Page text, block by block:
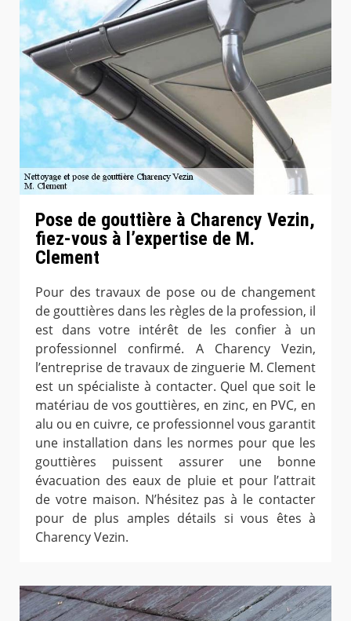
Pose de gouttière à Charency Vezin,
fiez-vous à l’expertise de M.
Clement
Pour des travaux de pose ou de changement
de gouttières dans les règles de la profession, il
est dans votre intérêt de les confier à un
professionnel confirmé. A Charency Vezin,
l’entreprise de travaux de zinguerie M. Clement
est un spécialiste à contacter. Quel que soit le
matériau de vos gouttières, en zinc, en PVC, en
alu ou en cuivre, ce professionnel vous garantit
une installation dans les normes pour que les
gouttières puissent assurer une bonne
évacuation des eaux de pluie et pour l’attrait
de votre maison. N’hésitez pas à le contacter
pour de plus amples détails si vous êtes à
Charency Vezin.